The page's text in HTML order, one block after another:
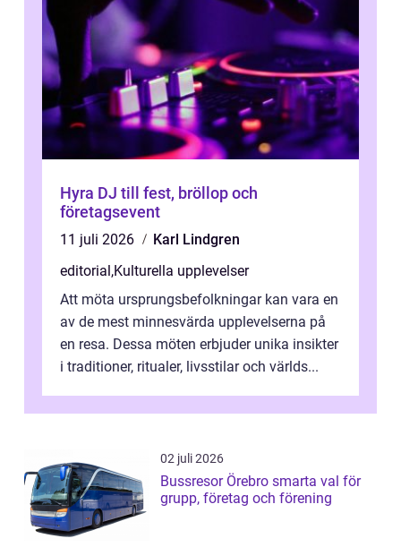
Hyra DJ till fest, bröllop och
företagsevent
11 juli 2026
Karl Lindgren
editorial,Kulturella upplevelser
Att möta ursprungsbefolkningar kan vara en
av de mest minnesvärda upplevelserna på
en resa. Dessa möten erbjuder unika insikter
i traditioner, ritualer, livsstilar och världs...
02 juli 2026
Bussresor Örebro smarta val för
grupp, företag och förening